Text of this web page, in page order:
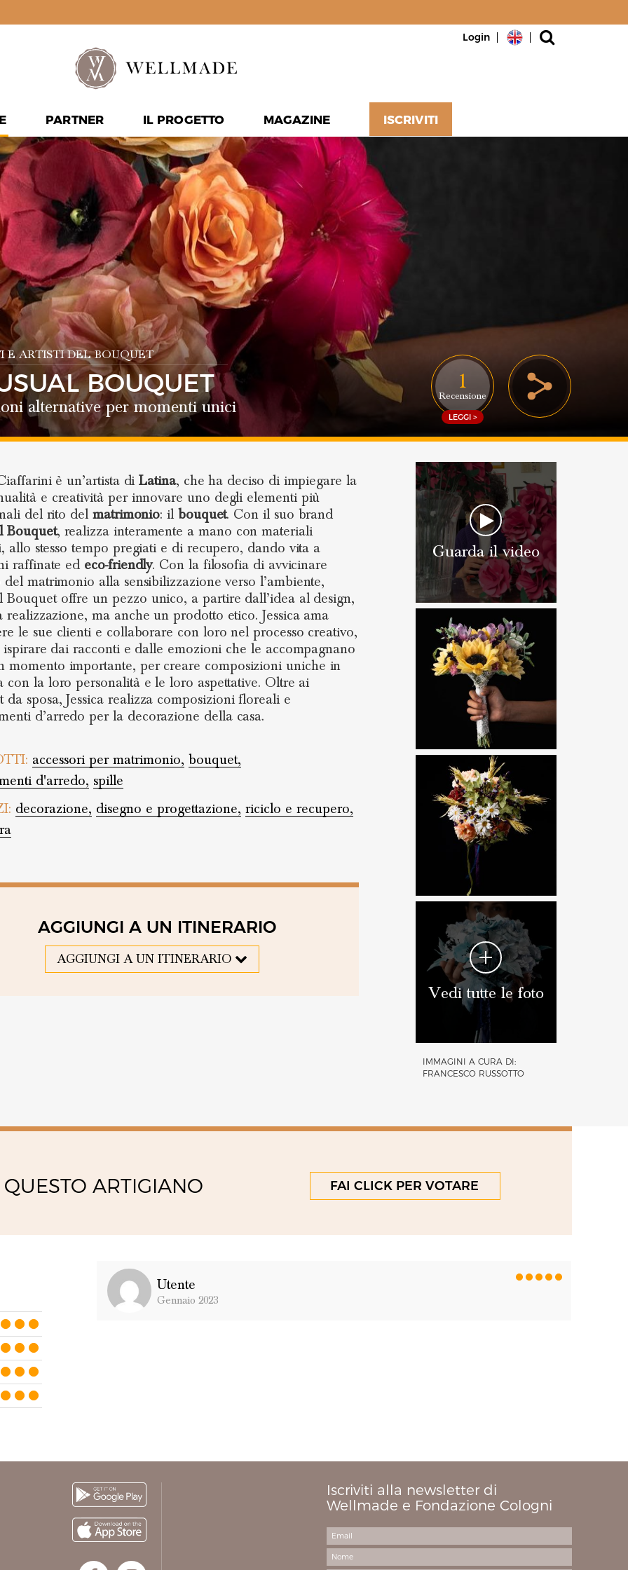
Login
PARTNER IL PROGETTO MAGAZINE ISCRIVITI
E ARTISTI DEL BOUQUET
BOUQUET
alternative per momenti unici
è un’artista diLatina, che ha deciso di impiegare la
e creatività per innovare uno degli elementi più
del rito del matrimonio: il bouquet. Con il suo brand
Bouquet, realizza interamente a mano con materiali
allo stesso tempo pregiati e di recupero, dando vita a
raffinate ed eco-friendly. Con la filosofia di avvicinare
del matrimonio alla sensibilizzazione verso l’ambiente,
Bouquet offre un pezzo unico, a partire dall’idea al design,
realizzazione, ma anche un prodotto etico. Jessica ama
le sue clienti e collaborare con loro nel processo creativo,
ispirare dai racconti e dalle emozioni che le accompagnano
momento importante, per creare composizioni uniche in
con la loro personalità e le loro aspettative. Oltre ai
da sposa, Jessica realizza composizioni floreali e
d’arredo per la decorazione della casa.
accessori per matrimonio, bouquet,
d'arredo, spille
decorazione, disegno e progettazione, riciclo e recupero,
AGGIUNGI A UN ITINERARIO
AGGIUNGI A UN ITINERARIO
Guarda il video
Vedi tutte le foto
IMMAGINI A CURA DI:
FRANCESCO RUSSOTTO
1
Recensione
LEGGI >
ARTIGIANO FAI CLICK PER VOTARE
Utente
Gennaio 2023
Iscriviti alla newsletter di
Wellmade e Fondazione Cologni